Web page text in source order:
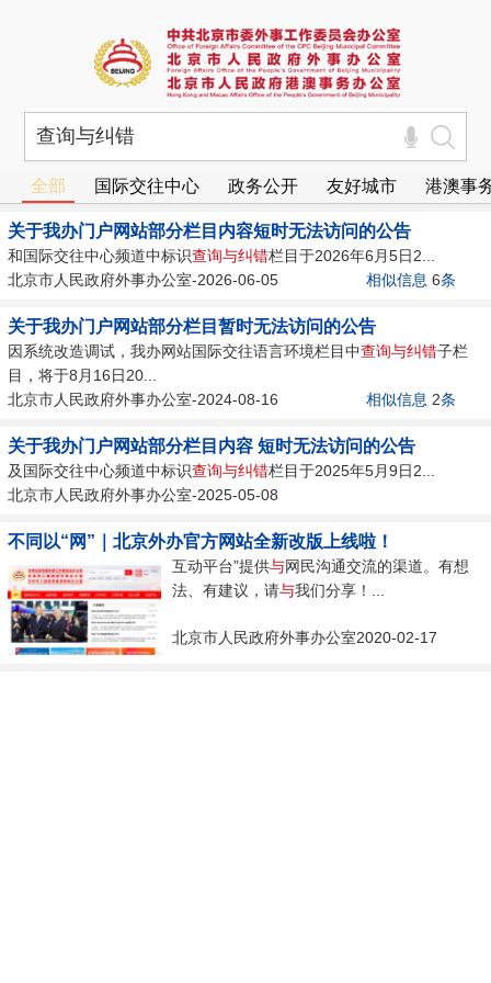
全部 国际交往中心 政务公开 友好城市 港澳事
关于我办门户网站部分栏目内容短时无法访问的公告
和国际交往中心频道中标识查询与纠错栏目于2026年6月5日2...
北京市人民政府外事办公室-2026-06-05
相似信息 6条
关于我办门户网站部分栏目暂时无法访问的公告
因系统改造调试，我办网站国际交往语言环境栏目中查询与纠错子栏
目，将于8月16日20...
北京市人民政府外事办公室-2024-08-16
相似信息 2条
关于我办门户网站部分栏目内容 短时无法访问的公告
及国际交往中心频道中标识查询与纠错栏目于2025年5月9日2...
北京市人民政府外事办公室-2025-05-08
不同以“网”｜北京外办官方网站全新改版上线啦！
互动平台”提供与网民沟通交流的渠道。有想
法、有建议，请与我们分享！...
北京市人民政府外事办公室2020-02-17